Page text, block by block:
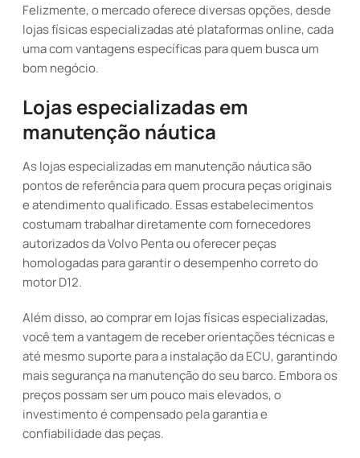
Felizmente, o mercado oferece diversas opções, desde
lojas físicas especializadas até plataformas online, cada
uma com vantagens específicas para quem busca um
bom negócio.
Lojas especializadas em
manutenção náutica
As lojas especializadas em manutenção náutica são
pontos de referência para quem procura peças originais
e atendimento qualificado. Essas estabelecimentos
costumam trabalhar diretamente com fornecedores
autorizados da Volvo Penta ou oferecer peças
homologadas para garantir o desempenho correto do
motor D12.
Além disso, ao comprar em lojas físicas especializadas,
você tem a vantagem de receber orientações técnicas e
até mesmo suporte para a instalação da ECU, garantindo
mais segurança na manutenção do seu barco. Embora os
preços possam ser um pouco mais elevados, o
investimento é compensado pela garantia e
confiabilidade das peças.